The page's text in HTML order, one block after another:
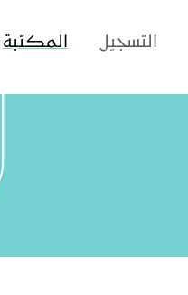
التسجيل المكتبة